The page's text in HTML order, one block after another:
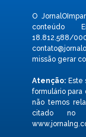
O
conteúdo
missão gerar
Atenção:Este
formulário para
não temos
citado no